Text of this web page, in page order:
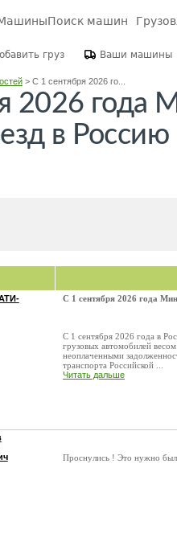
Поиск машин
груз Ваши машины
> С 1 сентября 2026 го...
2026 года
в Россию
С 1 сентября 2026 года
С 1 сентября 2026 года в
грузовых автомобилей
неоплаченными
транспорта Российской ...
Читать дальше
Проснулись ! Это нужно